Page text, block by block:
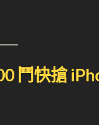
鬥快搶